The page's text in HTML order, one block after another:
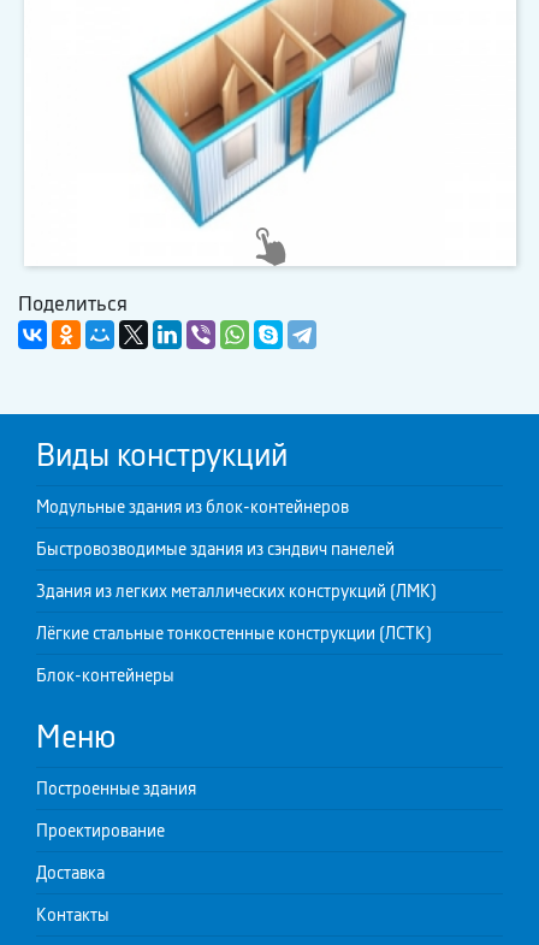
Поделиться
Виды конструкций
Модульные здания из блок-контейнеров
Быстровозводимые здания из сэндвич панелей
Здания из легких металлических конструкций (ЛМК)
Лёгкие стальные тонкостенные конструкции (ЛСТК)
Блок-контейнеры
Меню
Построенные здания
Проектирование
Доставка
Контакты